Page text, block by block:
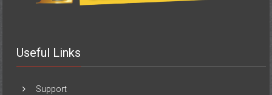
Useful Links
Support